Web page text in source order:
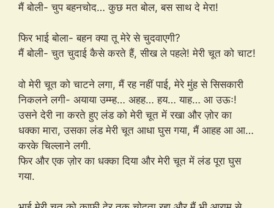
मैं बोली- चुप बहनचोद… कुछ मत बोल, बस साथ दे मेरा!
फिर भाई बोला- बहन क्या तू मेरे से चुदवाएगी?
मैं बोली- चुत चुदाई कैसे करते हैं, सीख ले पहले! मेरी चूत को चाट!
वो मेरी चूत को चाटने लगा, मैं रह नहीं पाई, मेरे मुंह से सिसकारी
निकलने लगी- अयाया उम्म्ह… अहह… हय… याह… आ उऊः!
उसने देरी ना करते हुए लंड को मेरी चूत में रखा और ज़ोर का
धक्का मारा, उसका लंड मेरी चूत आधा घुस गया, मैं आहह आ आ…
करके चिल्लाने लगी.
फिर और एक ज़ोर का धक्का दिया और मेरी चूत में लंड पूरा घुस
गया.